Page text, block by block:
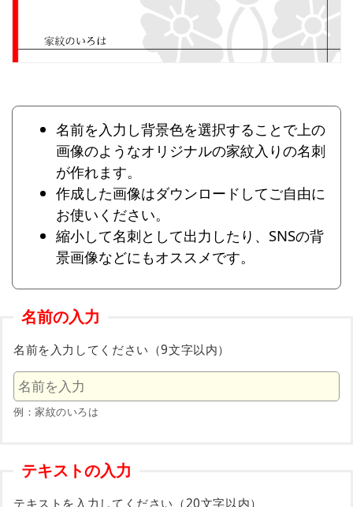
名前を入力し背景色を選択することで上の
画像のようなオリジナルの家紋入りの名刺
が作れます。
作成した画像はダウンロードしてご自由に
お使いください。
縮小して名刺として出力したり、SNSの背
景画像などにもオススメです。
名前の入力
名前を入力してください（9文字以内）
例：家紋のいろは
テキストの入力